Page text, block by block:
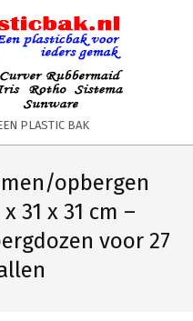
PLASTIC BAK
opbergen
31 x 31 cm –
voor 27